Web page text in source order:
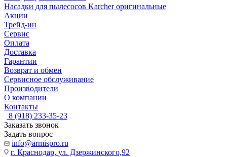
Насадки для пылесосов Karcher оригинальные
Акции
Трейд-ин
Сервис
Оплата
Доставка
Гарантии
Возврат и обмен
Сервисное обслуживание
Производители
О компании
Контакты
8 (918) 233-35-23
Заказать звонок
Задать вопрос
info@armispro.ru
г. Краснодар, ул. Дзержинского,92